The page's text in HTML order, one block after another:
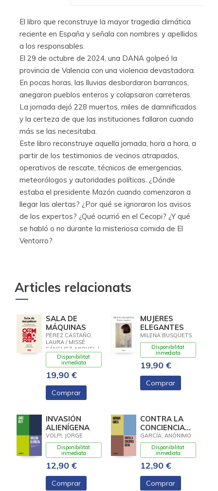
El libro que reconstruye la mayor tragedia climática
reciente en España y señala con nombres y apellidos
a los responsables.
El 29 de octubre de 2024, una DANA golpeó la
provincia de Valencia con una violencia devastadora.
En pocas horas, las lluvias desbordaron barrancos,
anegaron pueblos enteros y colapsaron carreteras.
La jornada dejó 228 muertos, miles de damnificados
y la certeza de que las instituciones fallaron cuando
más se las necesitaba.
Este libro reconstruye aquella jornada, hora a hora, a
partir de los testimonios de vecinos atrapados,
operativos de rescate, técnicos de emergencias,
meteorólogos y autoridades políticas. ¿Dónde
estaba el presidente Mazón cuando comenzaron a
llegar las alertas? ¿Por qué se ignoraron los avisos
de los expertos? ¿Qué ocurrió en el Cecopi? ¿Y qué
se habló o no durante la misteriosa comida de El
Ventorro?
Articles relacionats
SALA DE
MÁQUINAS
PÉREZ CASTAÑO,
LAURA / MISSÉ
SÁNCHEZ, MIQUEL /
CRUELLS LÓPEZ,
MARTA
Disponibilitat
inmediata
19,90 €
Comprar
MUJERES
ELEGANTES
MILENA BUSQUETS
Disponibilitat
inmediata
19,90 €
Comprar
INVASIÓN
ALIENÍGENA
VOLPI, JORGE
Disponibilitat
inmediata
12,90 €
Comprar
CONTRA LA
CONCIENCIA
SOCIAL
GARCÍA, ANÓNIMO
Disponibilitat
inmediata
12,90 €
Comprar